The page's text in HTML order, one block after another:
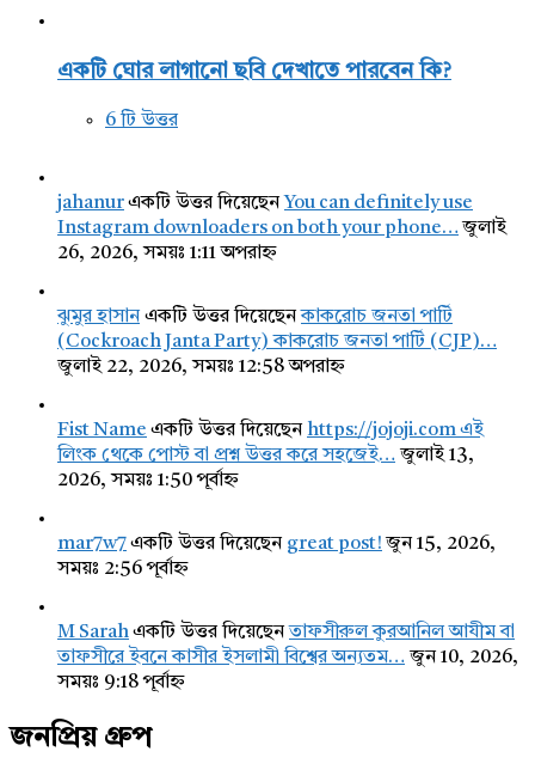
একটি ঘোর লাগানো ছবি দেখাতে পারবেন কি?
6 টি উত্তর
jahanurএকটি উত্তর দিয়েছেন You can definitely use
Instagram downloaders on both your phone… জুলাই
26, 2026, সময়ঃ 1:11 অপরাহ্ন
ঝুমুর হাসানএকটি উত্তর দিয়েছেনকাকরোচ জনতা পার্টি
(Cockroach Janta Party) কাকরোচ জনতা পার্টি (CJP)…
জুলাই 22, 2026, সময়ঃ 12:58 অপরাহ্ন
Fist Name একটি উত্তর দিয়েছেন https://jojoji.com এই
লিংক থেকে পোস্ট বা প্রশ্ন উত্তর করে সহজেই… জুলাই 13,
2026, সময়ঃ 1:50 পূর্বাহ্ন
mar7w7একটি উত্তর দিয়েছেন great post! জুন 15, 2026,
সময়ঃ 2:56 পূর্বাহ্ন
M Sarahএকটি উত্তর দিয়েছেনতাফসীরুল কুরআনিল আযীম বা
তাফসীরে ইবনে কাসীর ইসলামী বিশ্বের অন্যতম… জুন 10, 2026,
সময়ঃ 9:18 পূর্বাহ্ন
জনপ্রিয় গ্রুপ